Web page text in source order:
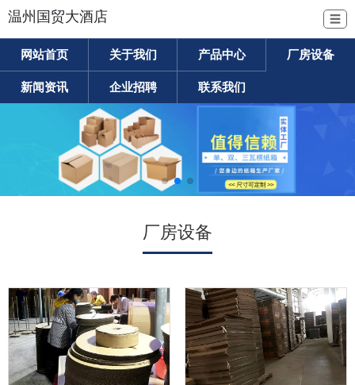
温州国贸大酒店 ☰
网站首页 关于我们 产品中心 厂房设备
新闻资讯 企业招聘 联系我们
厂房设备